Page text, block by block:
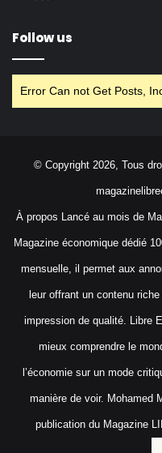
Follow us
Error Can not Get Posts,
© Copyright 2026, Tous
À propos Lancé au mois de
Magazine économique dédié
mensuelle, il permet aux
leur offrant un contenu
impression de qualité. Libre
mieux comprendre le
l’économie sur un mode
manière de voir. Mohamed
publication du Magazine